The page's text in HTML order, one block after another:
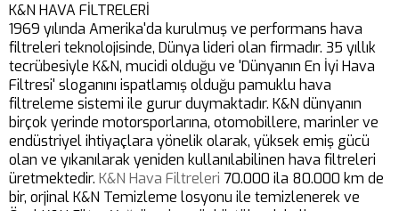
K&N HAVA FİLTRELERİ
1969 yılında Amerika'da kurulmuş ve performans hava
filtreleri teknolojisinde, Dünya lideri olan firmadır. 35 yıllık
tecrübesiyle K&N, mucidi olduğu ve 'Dünyanın En İyi Hava
Filtresi' sloganını ispatlamış olduğu pamuklu hava
filtreleme sistemi ile gurur duymaktadır. K&N dünyanın
birçok yerinde motorsporlarına, otomobillere, marinler ve
endüstriyel ihtiyaçlara yönelik olarak, yüksek emiş gücü
olan ve yıkanılarak yeniden kullanılabilinen hava filtreleri
üretmektedir. K&N Hava Filtreleri 70.000 ila 80.000 km de
bir, orjinal K&N Temizleme losyonu ile temizlenerek ve